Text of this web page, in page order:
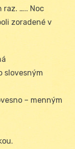
raz. ….. Noc
zoradené v
slovesným
– menným